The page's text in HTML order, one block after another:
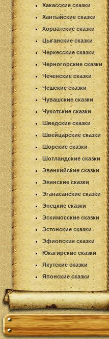
Хакасские сказки
Хантыйские сказки
Хорватские сказки
Цыганские сказки
Черкесские сказки
Черногорские сказки
Чеченские сказки
Чешские сказки
Чувашские сказки
Чукотские сказки
Шведские сказки
Швейцарские сказки
Шорские сказки
Шотландские сказки
Эвенкийские сказки
Эвенские сказки
Эганасанские сказки
Энецкие сказки
Эскимосские сказки
Эстонские сказки
Эфиопские сказки
Юкагирские сказки
Якутские сказки
Японские сказки